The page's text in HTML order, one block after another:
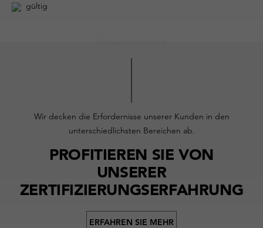
gültig
Wir decken die Erfordernisse unserer Kunden in den
unterschiedlichsten Bereichen ab.
PROFITIEREN SIE VON
UNSERER
ZERTIFIZIERUNGSERFAHRUNG
ERFAHREN SIE MEHR